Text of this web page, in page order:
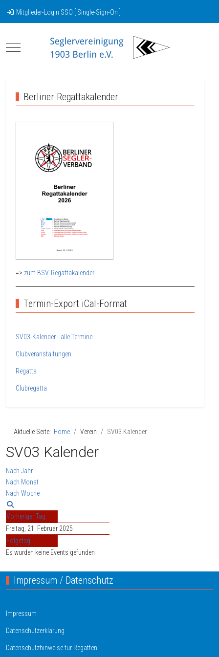
Mitglieder-Login SSO [ Single-Sign-On ]
Mobile Menu Toggle
Berliner Regattakalender
=> zum BSV-Regattakalender
Termin-Export iCal-Format
SV03-Kalender - alle Termine
Clubveranstaltungen
Regatta
Clubregatta
Aktuelle Seite: Home Verein SV03 Kalender
SV03 Kalender
Nach Jahr
Nach Monat
Nach Woche
Vorheriger Tag
Freitag, 21. Februar 2025
Folgetag
Es wurden keine Events gefunden
Impressum / Datenschutz
Impressum
Datenschutzerklärung
Datenschutzhinweise für Regatten